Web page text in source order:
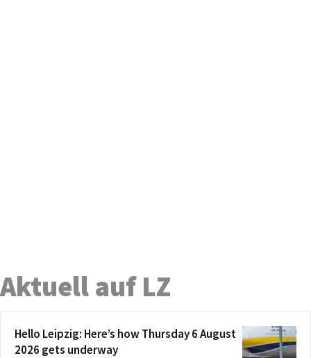
Aktuell auf LZ
Hello Leipzig: Here’s how Thursday 6 August
2026 gets underway